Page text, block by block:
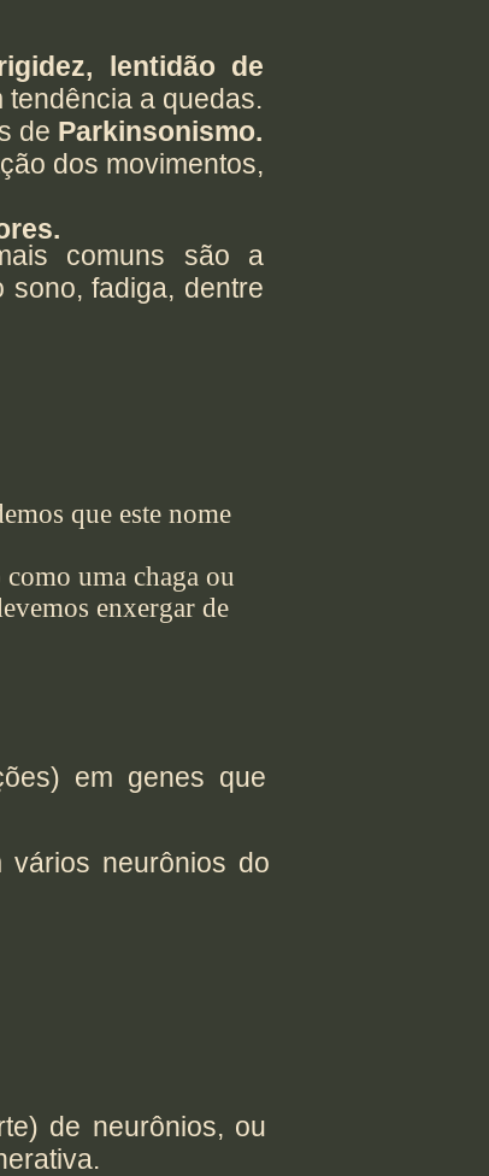
lentidão de
a quedas.
de Parkinsonismo.
dos movimentos,
comuns são a
sono, fadiga, dentre
que este nome
uma chaga ou
enxergar de
em genes que
neurônios do
de neurônios, ou